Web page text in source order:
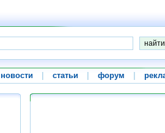
новости статьи форум